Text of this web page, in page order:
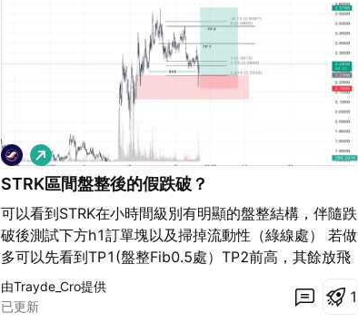
STRK區間盤整後的假跌破？
可以看到STRK在小時間級別有明顯的盤整結構，伴隨跌
破後測試下方h1訂單塊以及掃掉流動性（綠線處） 若做
多可以先看到TP1(盤整Fib0.5處）TP2前高，其餘放飛
前低止損
看
多
由Trayde_Cro提供
已更新
1